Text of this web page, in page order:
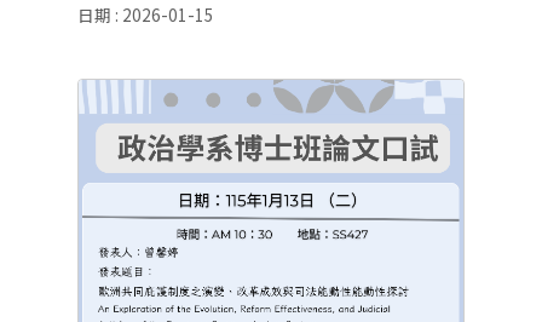
日期 : 2026-01-15